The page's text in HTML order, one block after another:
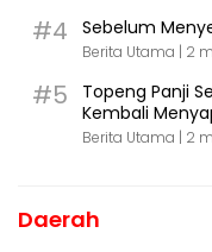
#4 Sebelum
Berita Utama | 2
#5
Topeng Panji
Kembali
Berita Utama | 2
Daerah